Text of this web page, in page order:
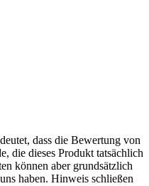
dass die Bewertung von
die dieses Produkt tatsächlich
können aber grundsätzlich
haben. Hinweis schließen